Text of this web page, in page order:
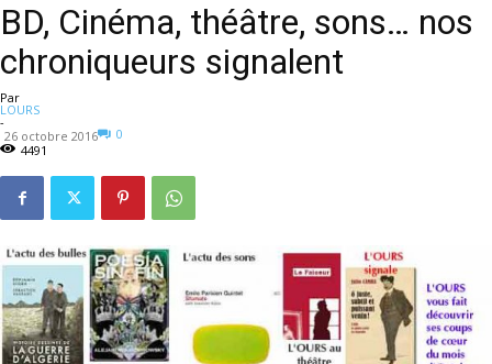
BD, Cinéma, théâtre, sons… nos
chroniqueurs signalent
Par
LOURS
-
26 octobre 2016
0
4491